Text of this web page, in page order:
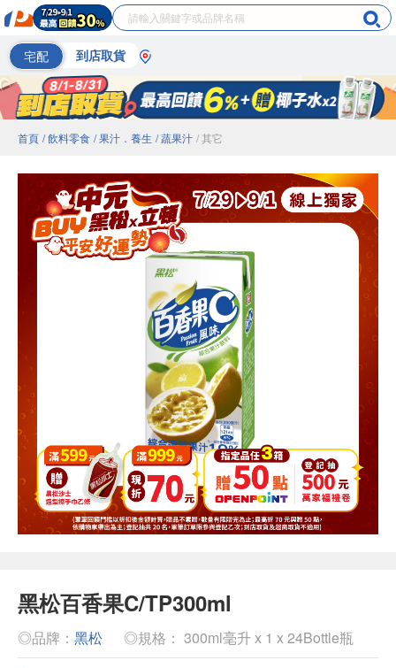
宅配 到店取貨
首頁 / 飲料零食 / 果汁．養生 / 蔬果汁 / 其它
黑松百香果C/TP300ml
◎品牌： 黑松 ◎規格： 300ml毫升 x 1 x 24Bottle瓶